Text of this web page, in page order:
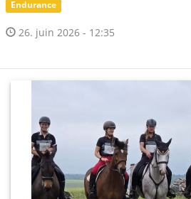
Endurance
26. juin 2026 - 12:35